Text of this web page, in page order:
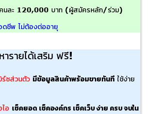
คนละ 120,000 บาท (ผู้สมัครหลัก/ร่วม)
ดชีพ ไม่ต้องต่ออายุ
ารายได้เสริม ฟรี!
ร์ซส่วนตัว มีข้อมูลสินค้าพร้อมขายทันที ใช้ง่าย
อ เช็คยอด เช็คองค์กร เช็คเว็บ ง่าย ครบ จบใน